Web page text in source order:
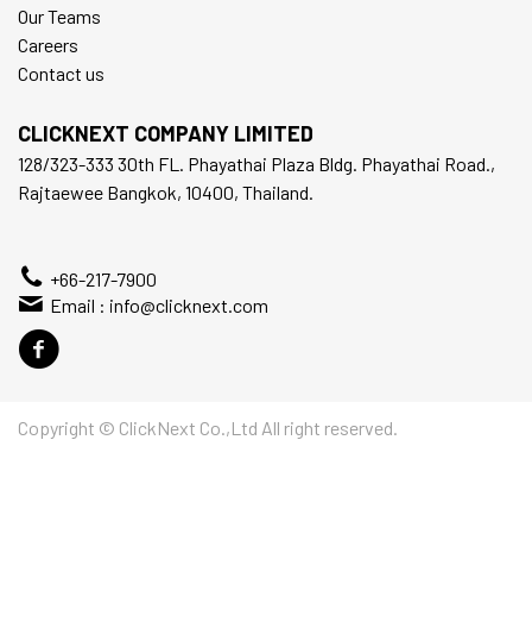
Our Teams
Careers
Contact us
CLICKNEXT COMPANY LIMITED
128/323-333 30th FL. Phayathai Plaza Bldg. Phayathai Road.,
Rajtaewee Bangkok, 10400, Thailand.
+66-217-7900
Email : info@clicknext.com
Copyright © ClickNext Co.,Ltd All right reserved.